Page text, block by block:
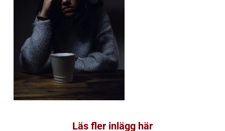
Läs fler inlägg här